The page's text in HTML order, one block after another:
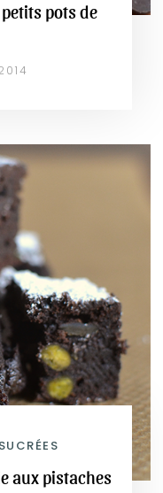
pots de
aux pistaches